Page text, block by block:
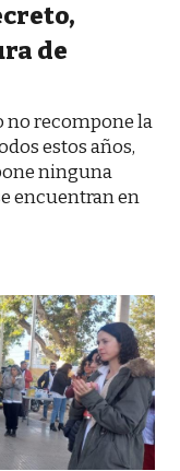
de
no recompone la
estos años,
ninguna
encuentran en